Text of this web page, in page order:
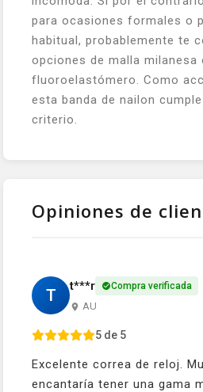
para ocasiones formales o
habitual, probablemente te
opciones de malla milanesa
fluoroelastómero. Como
esta banda de nailon
criterio.
Opiniones de
T t***r Compra verificada
AU
5 de 5
Excelente correa de reloj.
encantaría tener una gama